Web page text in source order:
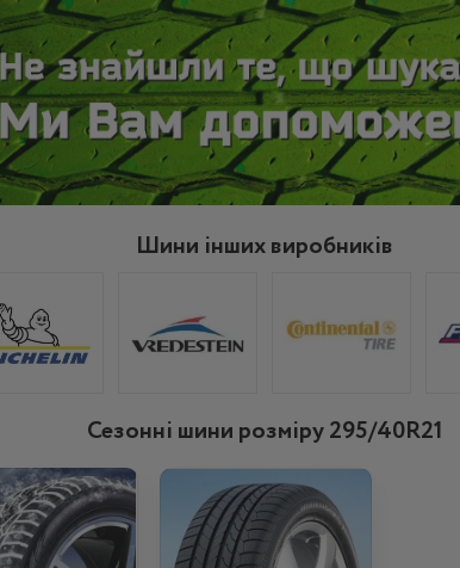
Шини інших виробників
Сезонні шини розміру 295/40R21